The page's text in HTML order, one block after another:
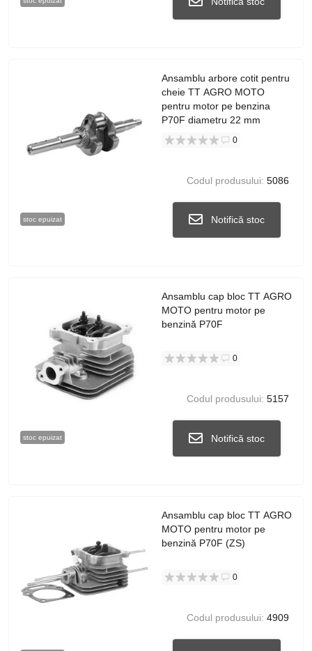
stoc epuizat
Ansamblu arbore cotit pentru
cheie TT AGRO MOTO
pentru motor pe benzina
P70F diametru 22 mm
0
Codul produsului: 5086
Notifică stoc
stoc epuizat
Ansamblu cap bloc TT AGRO
MOTO pentru motor pe
benzină P70F
0
Codul produsului: 5157
Notifică stoc
Ansamblu cap bloc TT AGRO
MOTO pentru motor pe
benzină P70F (ZS)
0
Codul produsului: 4909